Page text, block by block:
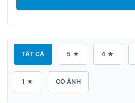
TẤT CẢ 5 ★ 4 ★
1 ★ CÓ ẢNH